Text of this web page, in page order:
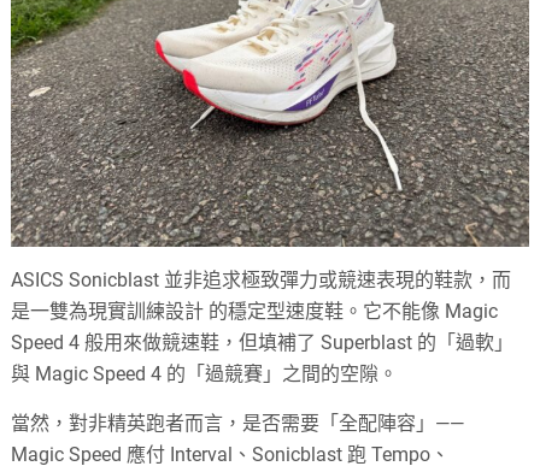
ASICS Sonicblast 並非追求極致彈力或競速表現的鞋款，而
是一雙為現實訓練設計 的穩定型速度鞋。它不能像 Magic
Speed 4 般用來做競速鞋，但填補了 Superblast 的「過軟」
與 Magic Speed 4 的「過競賽」之間的空隙。
當然，對非精英跑者而言，是否需要「全配陣容」——
Magic Speed 應付 Interval、Sonicblast 跑 Tempo、